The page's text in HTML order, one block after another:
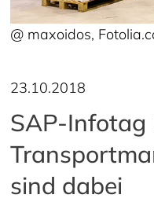
@ maxoidos,
23.10.2018
SAP-Infotag
sind dabei